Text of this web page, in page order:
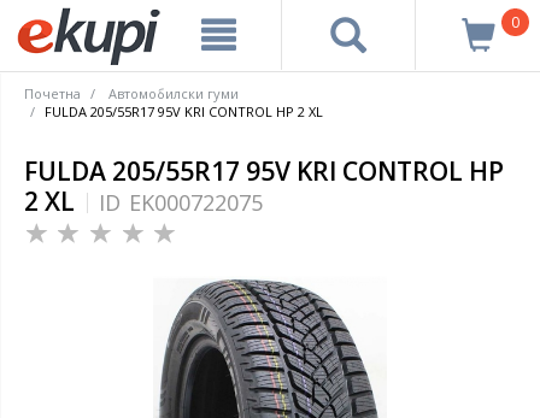
0
Почетна
Автомобилски гуми
FULDA 205/55R17 95V KRI CONTROL HP 2 XL
FULDA 205/55R17 95V KRI CONTROL HP
2 XL
ID EK000722075